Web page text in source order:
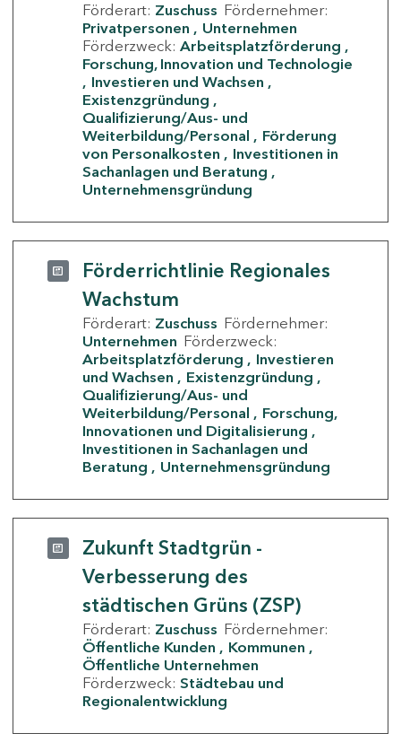
Förderart: Zuschuss Fördernehmer:
Privatpersonen
Unternehmen
Förderzweck: Arbeitsplatzförderung
Forschung, Innovation und Technologie
Investieren und Wachsen
Existenzgründung
Qualifizierung/Aus- und
Weiterbildung/Personal
Förderung
von Personalkosten
Investitionen in
Sachanlagen und Beratung
Unternehmensgründung
Förderrichtlinie Regionales
Wachstum
Förderart: Zuschuss Fördernehmer:
Unternehmen Förderzweck:
Arbeitsplatzförderung
Investieren
und Wachsen
Existenzgründung
Qualifizierung/Aus- und
Weiterbildung/Personal
Forschung,
Innovationen und Digitalisierung
Investitionen in Sachanlagen und
Beratung
Unternehmensgründung
Zukunft Stadtgrün -
Verbesserung des
städtischen Grüns (ZSP)
Förderart: Zuschuss Fördernehmer:
Öffentliche Kunden
Kommunen
Öffentliche Unternehmen
Förderzweck: Städtebau und
Regionalentwicklung